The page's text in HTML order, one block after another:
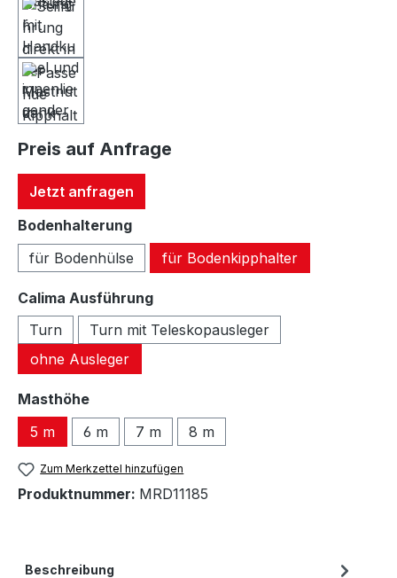
Preis auf Anfrage
Jetzt anfragen
Bodenhalterungauswählen
für Bodenhülse
für Bodenkipphalter
Calima Ausführungauswählen
Turn
Turn mit Teleskopausleger
ohne Ausleger
Masthöheauswählen
5 m
6 m 7 m 8 m
Zum Merkzettel hinzufügen
Produktnummer: MRD11185
Beschreibung